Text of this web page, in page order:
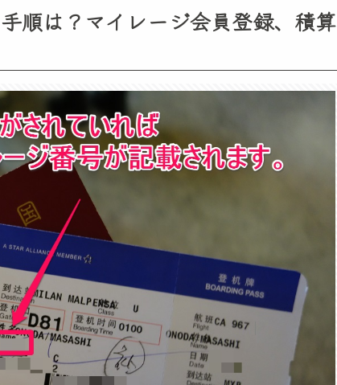
順は？マイレージ会員登録、積算